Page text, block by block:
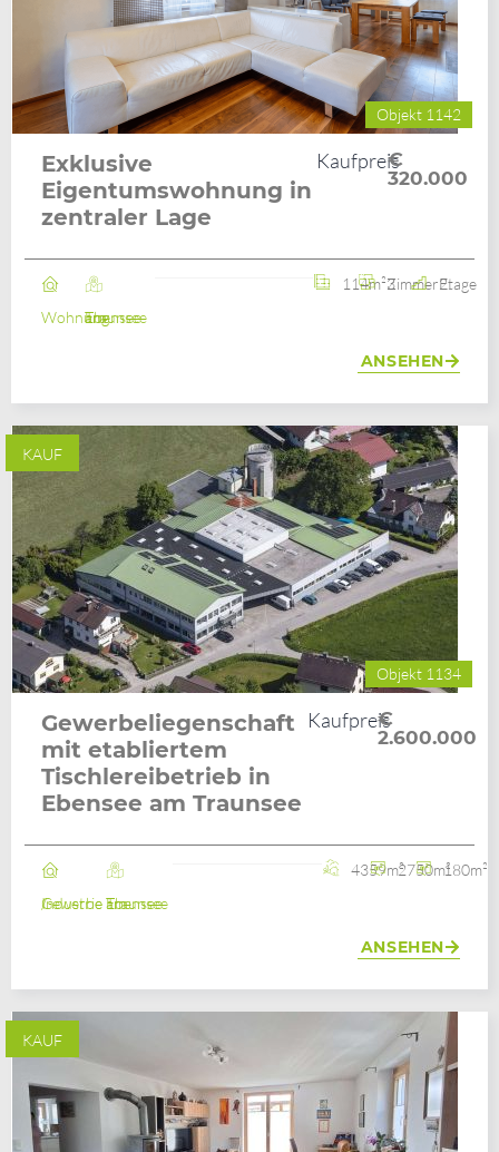
Objekt 1142
Exklusive
Eigentumswohnung in
zentraler Lage
Kaufpreis
€
320.000
WohnungEbensee am Traunsee
114m²3 Zimmer2. Etage
ANSEHEN
KAUF
Objekt 1134
Gewerbeliegenschaft
mit etabliertem
Tischlereibetrieb in
Ebensee am Traunsee
Kaufpreis
€
2.600.000
Industrie / GewerbeEbensee am Traunsee
4359m²2750m²180m²
ANSEHEN
KAUF